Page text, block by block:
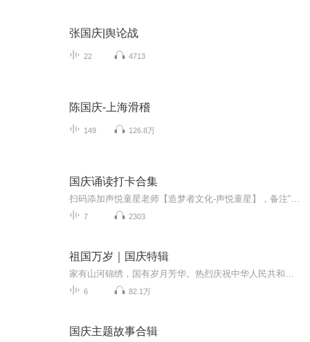
张国庆|舆论战
22 4713
陈国庆-上海滑稽
149 126.8万
国庆诵读打卡合集
7 2303
祖国万岁｜国庆特辑
6 82.1万
国庆主题故事合辑